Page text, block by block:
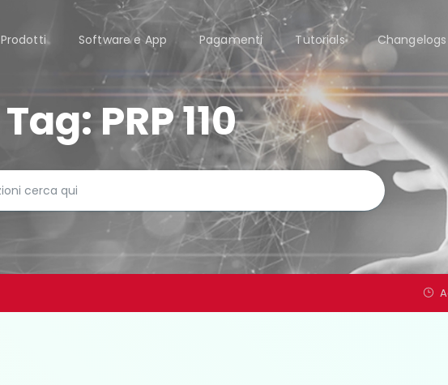
Prodotti Software e App Pagamenti Tutorials Changelogs
Tag:PRP 110